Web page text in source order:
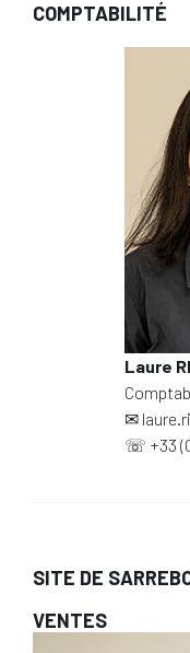
COMPTABILITÉ
Laure
✉
☏ +33
SITE DE
VENTES